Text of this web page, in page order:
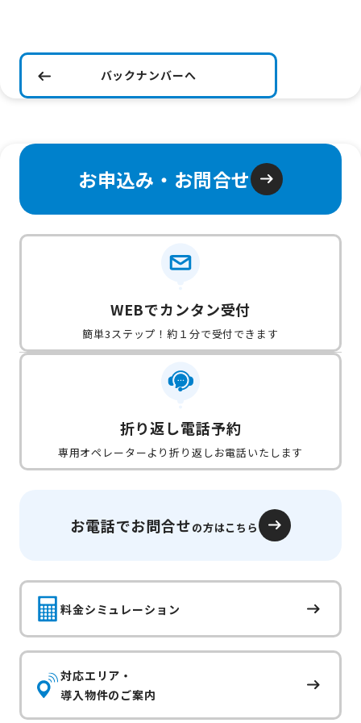
バックナンバーへ
お申込み・お問合せ
WEBでカンタン受付
簡単3ステップ！約１分で受付できます
折り返し電話予約
専用オペレーターより折り返しお電話いたします
お電話でお問合せの方はこちら
料金シミュレーション
対応エリア・
導入物件のご案内